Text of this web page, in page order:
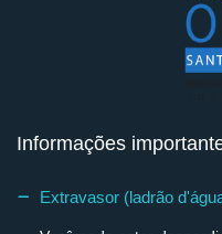
Informações
Extravasor (ladrão